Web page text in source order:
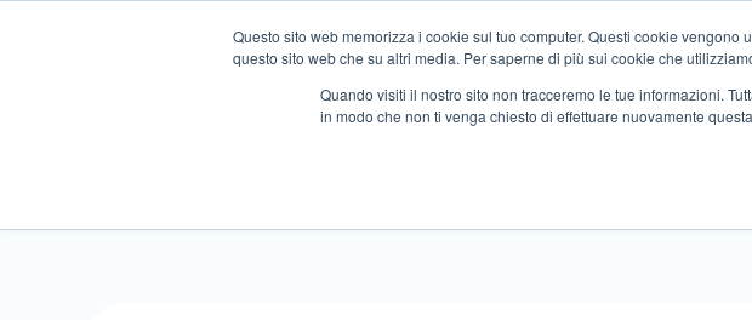
Questo sito web memorizza i cookie sul tuo computer. Questi cookie
questo sito web che su altri media. Per saperne di più sui cookie che
Quando visiti il ​​nostro sito non tracceremo le tue informazioni.
in modo che non ti venga chiesto di effettuare nuovamente